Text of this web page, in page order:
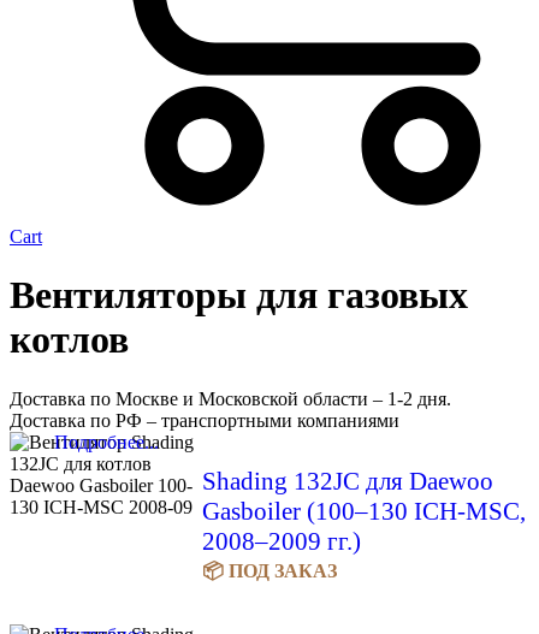
Cart
Вентиляторы для газовых
котлов
Доставка по Москве и Московской области – 1-2 дня.
Доставка по РФ – транспортными компаниями
Подробнее...
Shading 132JC для Daewoo
Gasboiler (100–130 ICH-MSC,
2008–2009 гг.)
📦 ПОД ЗАКАЗ